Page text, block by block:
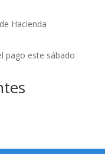
Hacienda
pago este sábado